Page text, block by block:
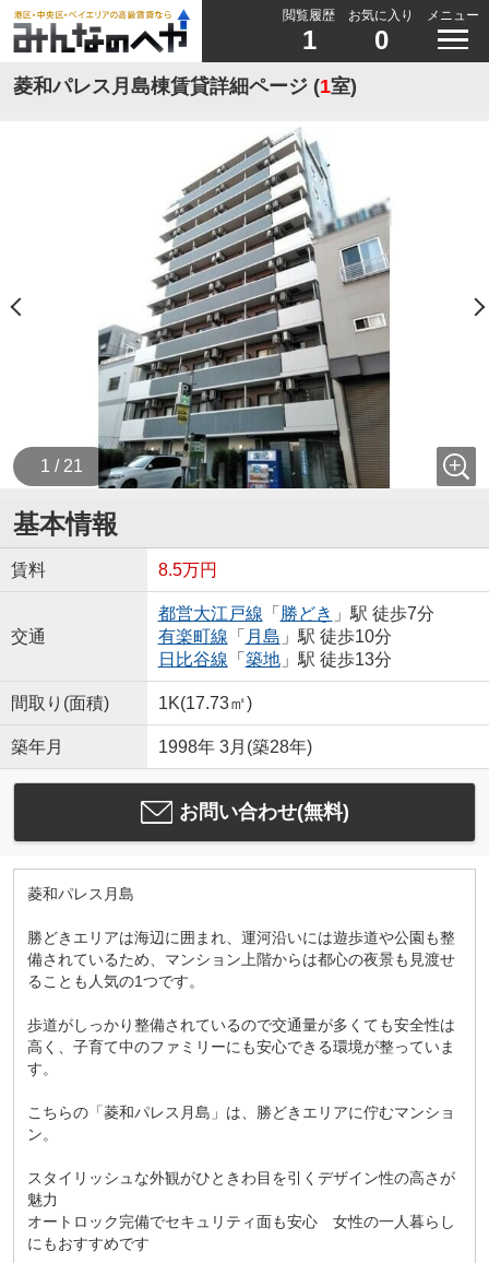
閲覧履歴
1
お気に入り
0
メニュー
菱和パレス月島棟賃貸詳細ページ (1室)
1 / 21
基本情報
賃料 8.5万円
交通
都営大江戸線 「 勝どき 」駅 徒歩7分
有楽町線 「 月島 」駅 徒歩10分
日比谷線 「 築地」駅 徒歩13分
間取り(面積) 1K(17.73㎡)
築年月 1998年 3月(築28年)
お問い合わせ(無料)
菱和パレス月島
勝どきエリアは海辺に囲まれ、運河沿いには遊歩道や公園も整
備されているため、マンション上階からは都心の夜景も見渡せ
ることも人気の1つです。
歩道がしっかり整備されているので交通量が多くても安全性は
高く、子育て中のファミリーにも安心できる環境が整っていま
す。
こちらの「菱和パレス月島」は、勝どきエリアに佇むマンショ
ン。
スタイリッシュな外観がひときわ目を引くデザイン性の高さが
魅力
オートロック完備でセキュリティ面も安心 女性の一人暮らし
にもおすすめです